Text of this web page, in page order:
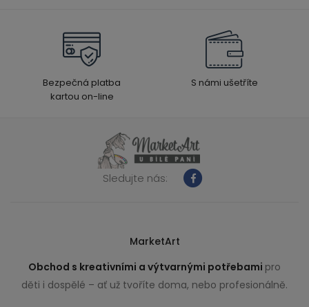
Bezpečná platba
kartou on-line
S námi ušetříte
Sledujte nás:
MarketArt
Obchod s kreativními a výtvarnými potřebami pro
děti i dospělé – ať už tvoříte doma, nebo profesionálně.